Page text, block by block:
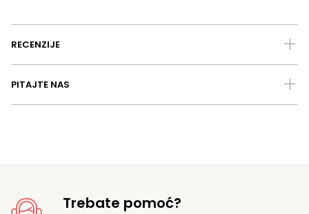
RECENZIJE
PITAJTE NAS
Trebate pomoć?